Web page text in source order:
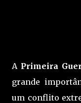
A Primeira
grande
um conflito